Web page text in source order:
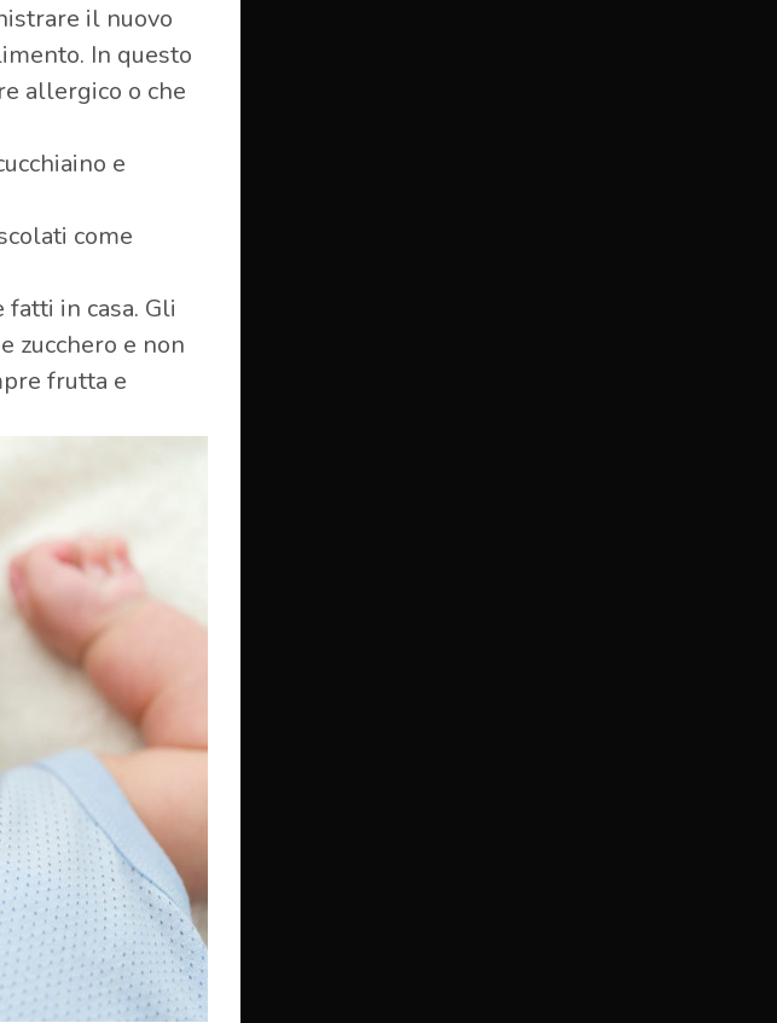
il nuovo
In questo
allergico o che
e
come
in casa. Gli
zucchero e non
frutta e